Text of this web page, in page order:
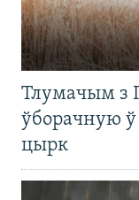
Тлумачым з
ўборачную ў
цырк